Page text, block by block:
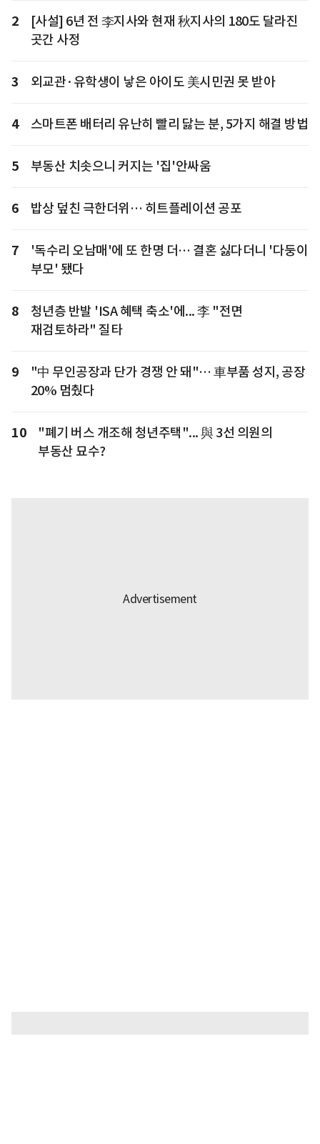
2
[사설] 6년 전 李지사와 현재 秋지사의 180도 달라진
곳간 사정
3 외교관·유학생이 낳은 아이도 美시민권 못 받아
4 스마트폰 배터리 유난히 빨리 닳는 분, 5가지 해결 방법
5 부동산 치솟으니 커지는 '집'안싸움
6 밥상 덮친 극한더위… 히트플레이션 공포
7
'독수리 오남매'에 또 한명 더… 결혼 싫다더니 '다둥이
부모' 됐다
8
청년층 반발 'ISA 혜택 축소'에... 李 "전면
재검토하라" 질타
9
"中 무인공장과 단가 경쟁 안 돼"… 車부품 성지, 공장
20% 멈췄다
10
"폐기 버스 개조해 청년주택"... 與 3선 의원의
부동산 묘수?